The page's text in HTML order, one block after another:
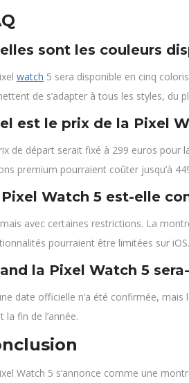
sont les couleurs
watch 5 sera disponible en cinq
de s’adapter à tous les styles, du
est le prix de la Pixel
de départ serait fixé à 299 euros pour
premium pourraient coûter jusqu’à
Pixel Watch 5 est-elle
avec certaines restrictions. La
pourraient être limitées sur iOS.
la Pixel Watch 5
date officielle n’a été confirmée,
la fin de l’année.
Watch 5 s’annonce comme une